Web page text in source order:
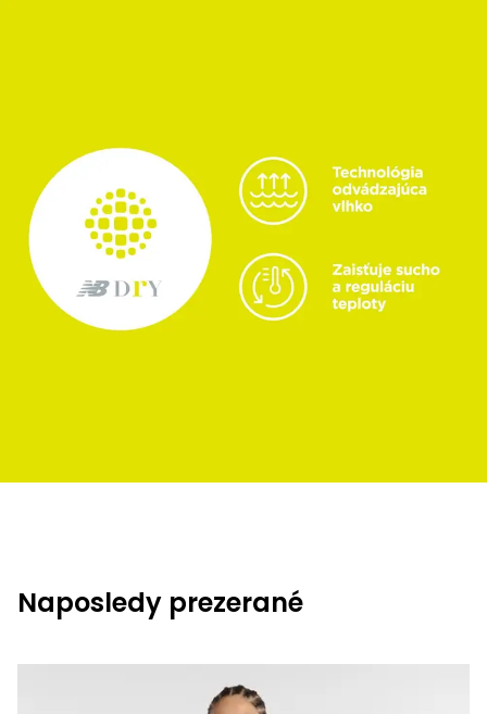
Naposledy prezerané